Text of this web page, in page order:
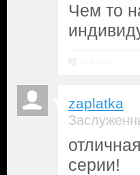
Чем то
zaplatka
серии!